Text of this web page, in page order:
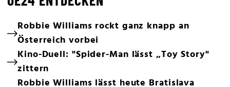
Robbie Williams rockt ganz knapp an
Österreich vorbei
Kino-Duell: "Spider-Man lässt „Toy Story"
zittern
Robbie Williams lässt heute Bratislava